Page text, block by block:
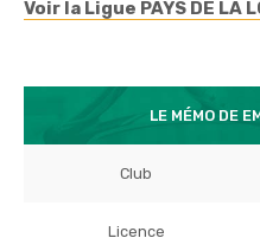
Voir la Ligue PAYS DE LA
LE MÉMO DE
Club
Licence